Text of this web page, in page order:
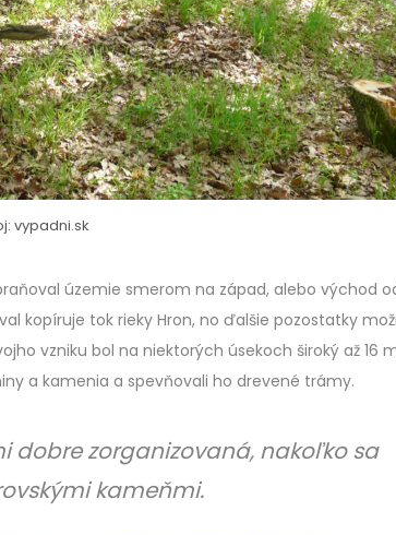
vypadni.sk
územie smerom na západ, alebo východ
kopíruje tok rieky Hron, no ďalšie pozostatky
vzniku bol na niektorých úsekoch široký až 16
a kamenia a spevňovali ho drevené trámy.
dobre zorganizovaná, nakoľko sa
kameňmi.